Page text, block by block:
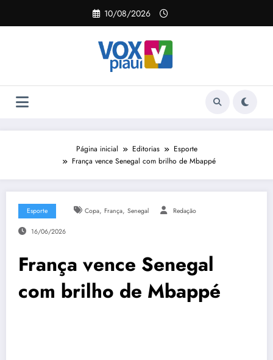
o
10/08/2026
Página inicial Editorias
Esporte
França vence Senegal com brilho de Mbappé
Esporte Copa, França, Senegal Redação
16/06/2026
França vence Senegal
com brilho de Mbappé